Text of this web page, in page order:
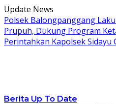
Langsung
ke
konten
Update News
Polsek Balongpanggang
Prupuh, Dukung Program
Perintahkan Kapolsek Sidayu
Berita Up To Date